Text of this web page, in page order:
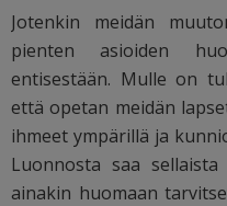
Jotenkin meidän
pienten asioiden
entisestään. Mulle on
että opetan meidän
ihmeet ympärillä ja
Luonnosta saa
ainakin huomaan